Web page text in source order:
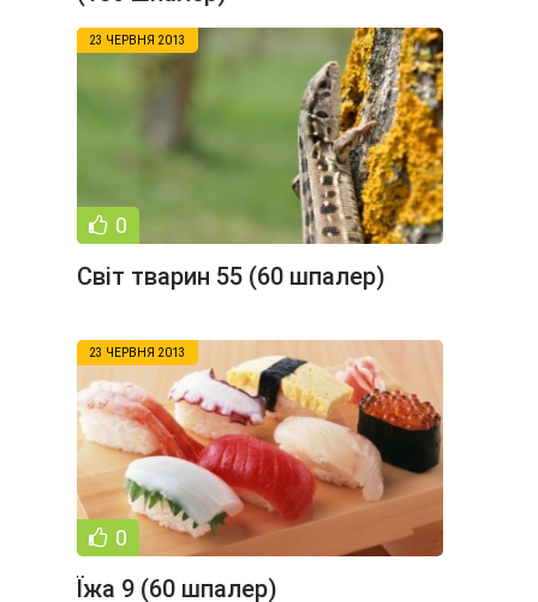
23 ЧЕРВНЯ 2013
0
Світ тварин 55 (60 шпалер)
23 ЧЕРВНЯ 2013
0
Їжа 9 (60 шпалер)